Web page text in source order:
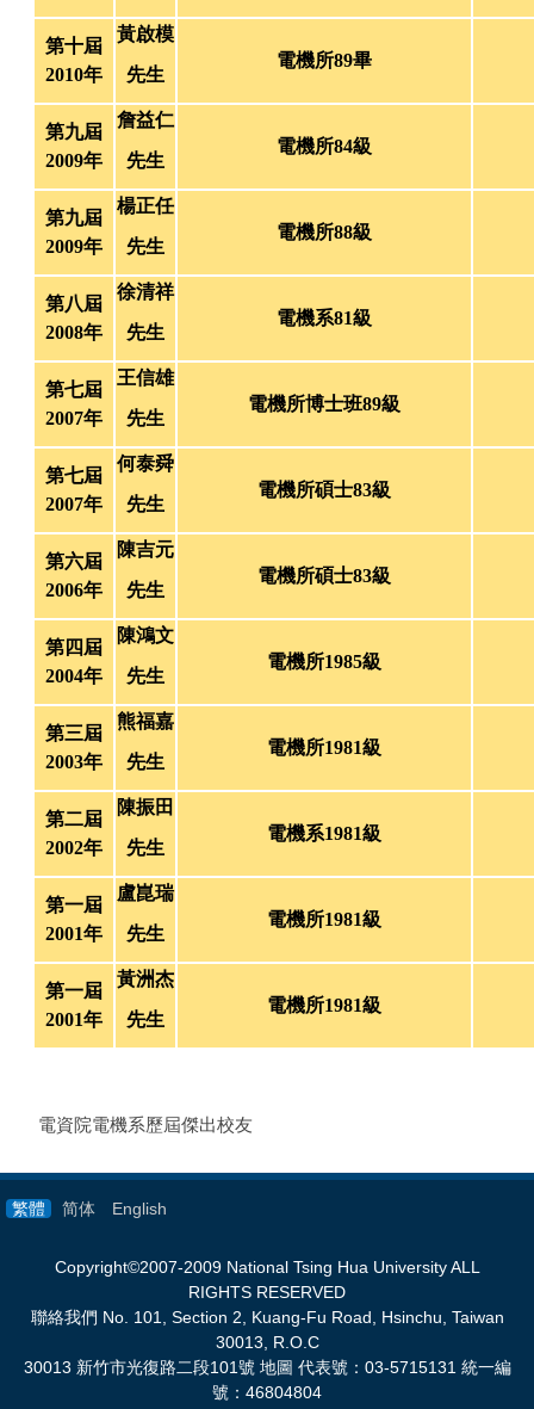
第十屆
2010年
黃啟模
先生
電機所89畢
第九屆
2009年
詹益仁
先生
電機所84級
第九屆
2009年
楊正任
先生
電機所88級
第八屆
2008年
徐清祥
先生
電機系81級
第七屆
2007年
王信雄
先生
電機所博士班89級
第七屆
2007年
何泰舜
先生
電機所碩士83級
第六屆
2006年
陳吉元
先生
電機所碩士83級
第四屆
2004年
陳鴻文
先生
電機所1985級
第三屆
2003年
熊福嘉
先生
電機所1981級
第二屆
2002年
陳振田
先生
電機系1981級
第一屆
2001年
盧崑瑞
先生
電機所1981級
第一屆
2001年
黃洲杰
先生
電機所1981級
電資院電機系歷屆傑出校友
繁體 简体 English
Copyright©2007-2009 National Tsing Hua University ALL
RIGHTS RESERVED
聯絡我們 No. 101, Section 2, Kuang-Fu Road, Hsinchu, Taiwan
30013, R.O.C
30013 新竹市光復路二段101號 地圖 代表號： 03-5715131 統一編
號： 46804804